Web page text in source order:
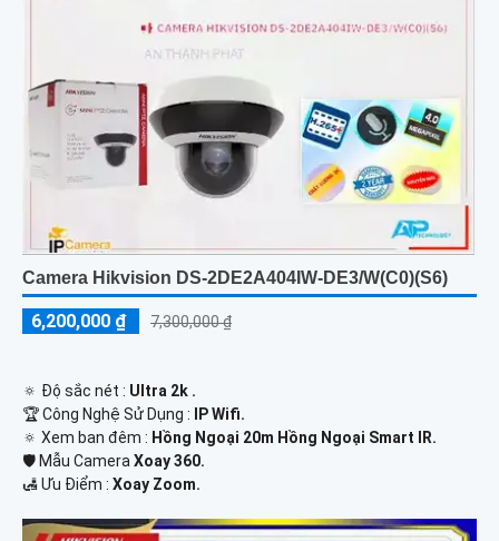
Camera Hikvision DS-2DE2A404IW-DE3/W(C0)(S6)
6,200,000 ₫ 7,300,000 ₫
🔅 Độ sắc nét : Ultra 2k .
🏆 Công Nghệ Sử Dụng :
IP Wifi.
🔅 Xem ban đêm : Hồng Ngoại 20m Hồng Ngoại Smart IR.
🛡 Mẫu CameraXoay 360.
️🛃 Ưu Điểm : Xoay Zoom.